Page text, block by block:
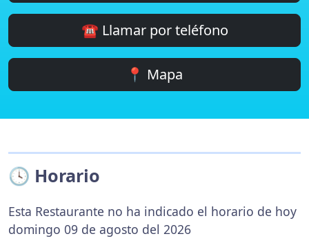
☎️ Llamar por teléfono
📍 Mapa
🕓 Horario
Esta Restaurante no ha indicado el horario de hoy
domingo 09 de agosto del 2026